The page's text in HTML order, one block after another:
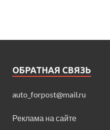
ОБРАТНАЯ СВЯЗЬ
auto_forpost@mail.ru
Реклама на сайте